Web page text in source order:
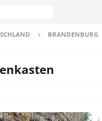
BRANDENBURG